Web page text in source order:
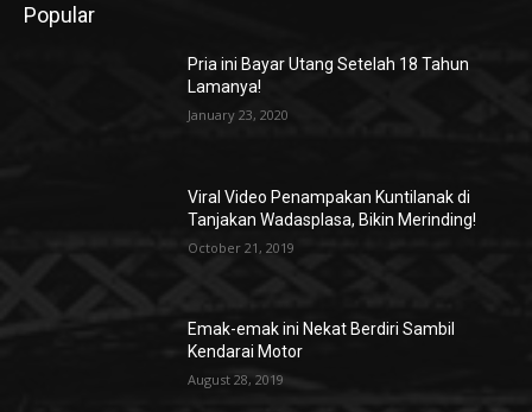
Popular
Pria ini Bayar Utang Setelah 18 Tahun
Lamanya!
January 23, 2020
Viral Video Penampakan Kuntilanak di
Tanjakan Wadasplasa, Bikin Merinding!
October 21, 2019
Emak-emak ini Nekat Berdiri Sambil
Kendarai Motor
August 28, 2019